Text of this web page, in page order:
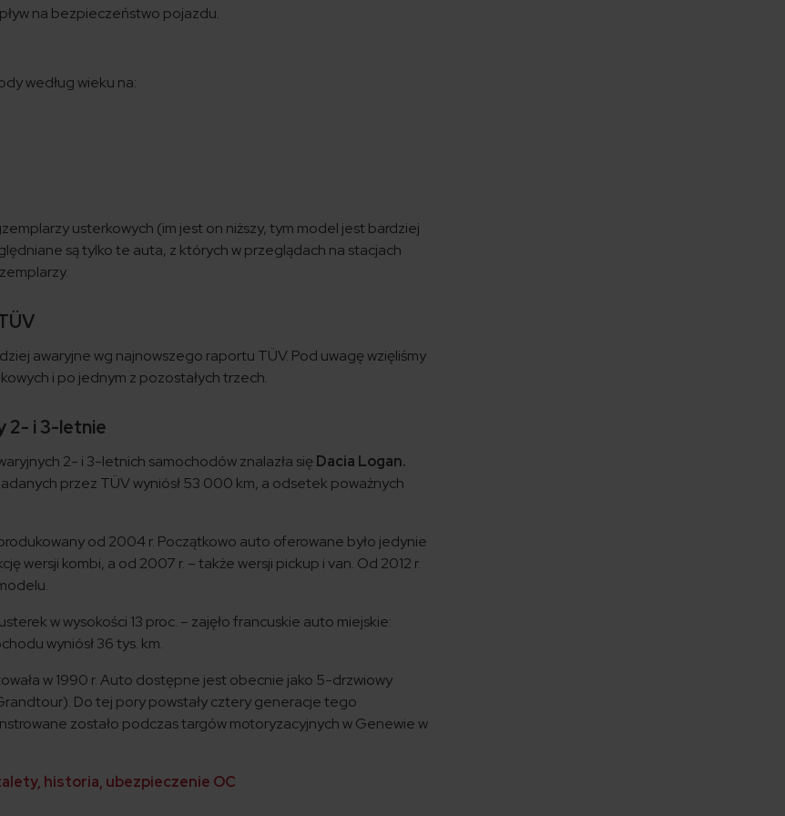
na bezpieczeństwo pojazdu.
według wieku na:
usterkowych (im jest on niższy, tym model jest bardziej
są tylko te auta, z których w przeglądach na stacjach
awaryjne wg najnowszego raportu TÜV. Pod uwagę wzięliśmy
i po jednym z pozostałych trzech.
2- i 3-letnie
2- i 3-letnich samochodów znalazła się Dacia Logan.
przez TÜV wyniósł 53 000 km, a odsetek poważnych
od 2004 r. Początkowo auto oferowane było jedynie
wersji kombi, a od 2007 r. – także wersji pickup i van. Od 2012 r.
w wysokości 13 proc. – zajęło francuskie auto miejskie:
wyniósł 36 tys. km.
w 1990 r. Auto dostępne jest obecnie jako 5-drzwiowy
Do tej pory powstały cztery generacje tego
zostało podczas targów motoryzacyjnych w Genewie w
historia, ubezpieczenie OC